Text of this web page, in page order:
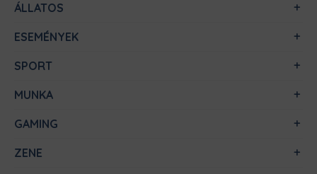
ÁLLATOS
ESEMÉNYEK
SPORT
MUNKA
GAMING
ZENE